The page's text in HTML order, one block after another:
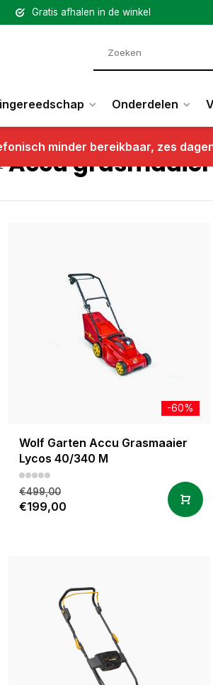
Gratis afhalen in de winkel
Onderdelen
minder bereikbaar, zes
Accu grasmaaier
-60%
Wolf Garten Accu Grasmaaier
Lycos 40/340 M
€499,00
€199,00